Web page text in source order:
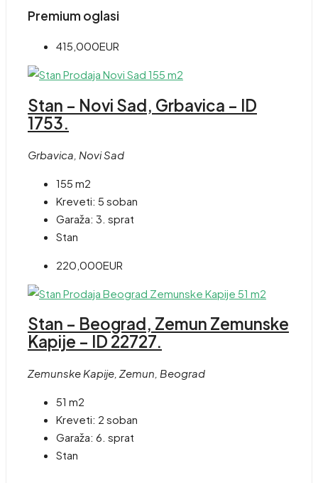
Premium oglasi
415,000EUR
Stan – Novi Sad, Grbavica – ID
1753.
Grbavica, Novi Sad
155 m2
Kreveti: 5 soban
Garaža: 3. sprat
Stan
220,000EUR
Stan – Beograd, Zemun Zemunske
Kapije – ID 22727.
Zemunske Kapije, Zemun, Beograd
51 m2
Kreveti: 2 soban
Garaža: 6. sprat
Stan